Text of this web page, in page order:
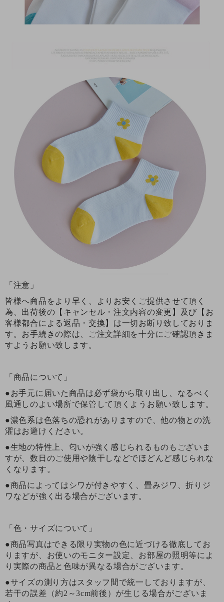
「注意」
皆様へ商品をより早く、よりお安くご提供させて頂く
為、出荷後の【キャンセル・注文内容の変更】及び【お
客様都合による返品・交換】は一切お断り致しておりま
す。お手続きの際は、ご注文詳細を十分にご確認頂きま
すようお願い致します。
「商品について」
●お手元に届いた商品は必ず袋から取り出し、なるべく
風通しのよい場所で保管して頂くようお願い致します。
●濃色系は色落ちの恐れがありますので、他の物との洗
濯はお避けください。
●生地の特性上、匂いが強く感じられるものもございま
すが、数日のご使用や陰干しなどでほどんど感じられな
くなります。
●商品によってはシワが付きやすく、畳みジワ、折りジ
ワなどが強く出る場合がございます。
「色・サイズについて」
●商品写真はできる限り実物の色に近づける徹底してお
りますが、お使いのモニター設定、お部屋の照明等によ
り実際の商品と色味が異なる場合がございます。
●サイズの測り方はスタッフ間で統一しておりますが、
若干の誤差（約2～3cm前後）が生じる場合がございま